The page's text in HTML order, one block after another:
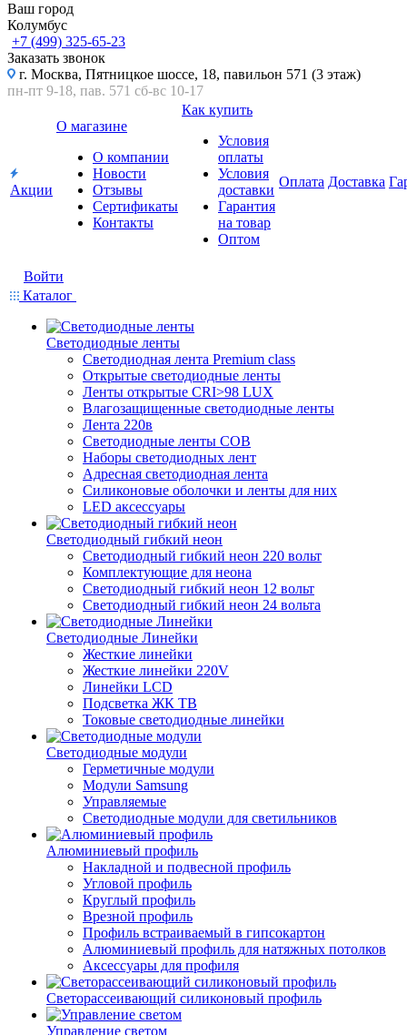
Ваш город
Колумбус
+7 (499) 325-65-23
Заказать звонок
г. Москва, Пятницкое шоссе, 18, павильон 571 (3 этаж)
пн-пт 9-18, пав. 571 сб-вс 10-17
Акции
О магазине
О компании
Новости
Отзывы
Сертификаты
Контакты
Как купить
Условия
оплаты
Условия
доставки
Гарантия
на товар
Оптом
Оплата Доставка
Войти
Каталог
Светодиодные ленты
Светодиодная лента Premium class
Открытые светодиодные ленты
Ленты открытые CRI>98 LUX
Влагозащищенные светодиодные ленты
Лента 220в
Светодиодные ленты COB
Наборы светодиодных лент
Адресная светодиодная лента
Силиконовые оболочки и ленты для них
LED аксессуары
Светодиодный гибкий неон
Светодиодный гибкий неон 220 вольт
Комплектующие для неона
Светодиодный гибкий неон 12 вольт
Светодиодный гибкий неон 24 вольта
Светодиодные Линейки
Жесткие линейки
Жесткие линейки 220V
Линейки LCD
Подсветка ЖК ТВ
Токовые светодиодные линейки
Светодиодные модули
Герметичные модули
Модули Samsung
Управляемые
Светодиодные модули для светильников
Алюминиевый профиль
Накладной и подвесной профиль
Угловой профиль
Круглый профиль
Врезной профиль
Профиль встраиваемый в гипсокартон
Алюминиевый профиль для натяжных потолков
Аксессуары для профиля
Светорассеивающий силиконовый профиль
Управление светом